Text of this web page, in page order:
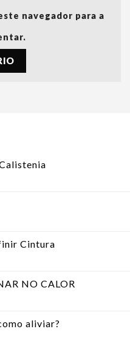
navegador para a
Cintura
NO CALOR
aliviar?